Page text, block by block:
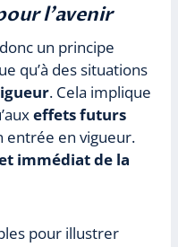
l’avenir
un principe
qu’à des situations
. Cela implique
effets futurs
entrée en vigueur.
immédiat de la
pour illustrer